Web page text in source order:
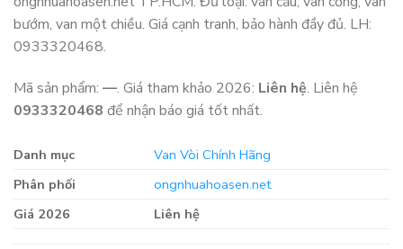
bướm, van một chiều. Giá cạnh tranh, bảo hành đầy đủ. LH:
0933320468.
Mã sản phẩm: —. Giá tham khảo 2026: Liên hệ. Liên hệ
0933320468 để nhận báo giá tốt nhất.
Danh mục
Van Vòi Chính Hãng
Phân phối
ongnhuahoasen.net
Giá 2026
Liên hệ